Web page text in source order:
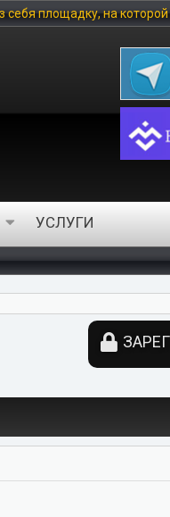
любой пользователь
УСЛУГИ